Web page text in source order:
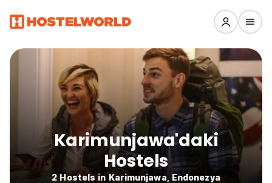
Karimunjawa'daki
Hostels
2 Hostels in Karimunjawa, Endonezya